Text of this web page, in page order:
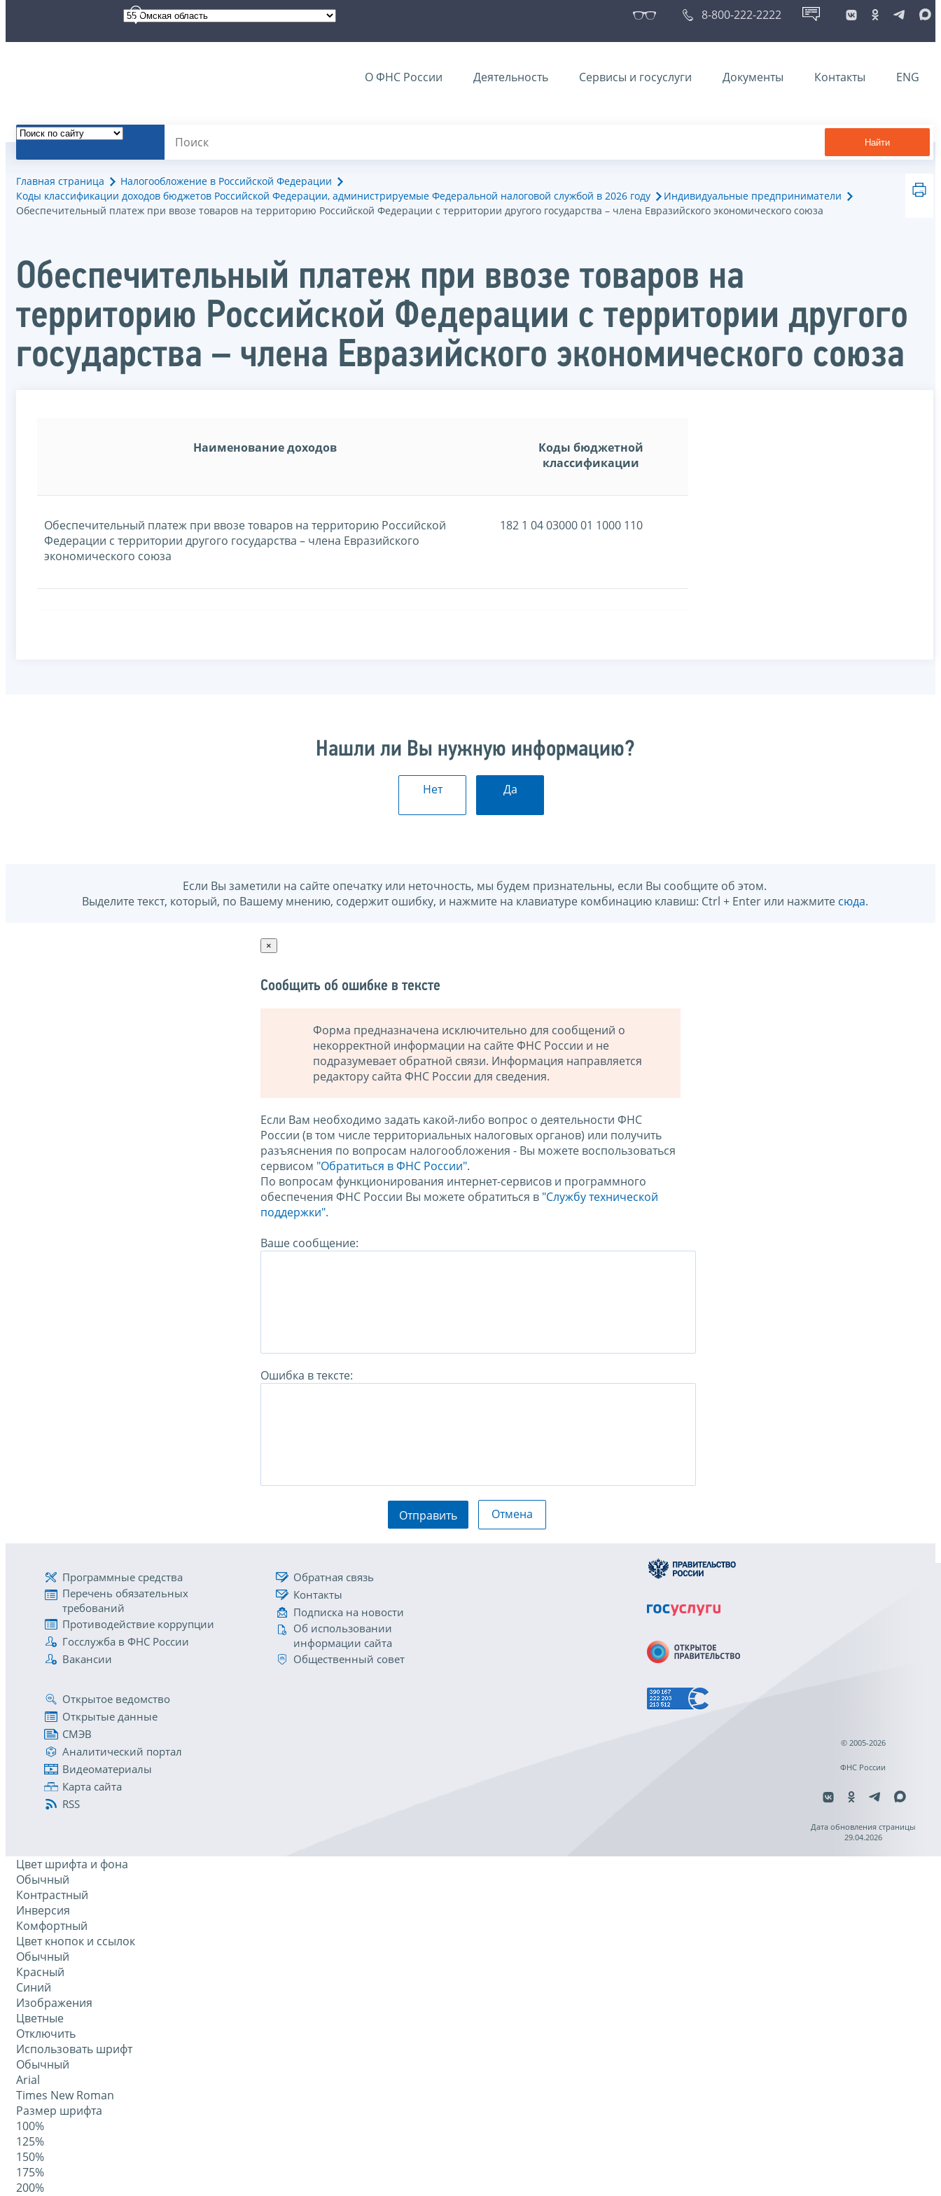
8-800-222-2222
О ФНС России Деятельность Сервисы и госуслуги Документы Контакты ENG
Найти
Главная страница
Налогообложение в Российской Федерации
Коды классификации доходов бюджетов Российской Федерации, администрируемые Федеральной налоговой службой в 2026 году
Индивидуальные предприниматели
Обеспечительный платеж при ввозе товаров на территорию Российской Федерации с территории другого государства – члена Евразийского экономического союза
Обеспечительный платеж при ввозе товаров на
территорию Российской Федерации с территории другого
государства – члена Евразийского экономического союза
Наименование доходов
Коды бюджетной
классификации
Обеспечительный платеж при ввозе товаров на территорию Российской
Федерации с территории другого государства – члена Евразийского
экономического союза
182 1 04 03000 01 1000 110
Нашли ли Вы нужную информацию?
Нет Да
Если Вы заметили на сайте опечатку или неточность, мы будем признательны, если Вы сообщите об этом.
Выделите текст, который, по Вашему мнению, содержит ошибку, и нажмите на клавиатуре комбинацию клавиш: Ctrl + Enter или нажмите сюда.
×
Сообщить об ошибке в тексте
Форма предназначена исключительно для сообщений о
некорректной информации на сайте ФНС России и не
подразумевает обратной связи. Информация направляется
редактору сайта ФНС России для сведения.
Если Вам необходимо задать какой-либо вопрос о деятельности ФНС
России (в том числе территориальных налоговых органов) или получить
разъяснения по вопросам налогообложения - Вы можете воспользоваться
сервисом "Обратиться в ФНС России".
По вопросам функционирования интернет-сервисов и программного
обеспечения ФНС России Вы можете обратиться в "Службу технической
поддержки".
Ваше сообщение:
Ошибка в тексте:
Отправить Отмена
Программные средства
Перечень обязательных
требований
Противодействие коррупции
Госслужба в ФНС России
Вакансии
Обратная связь
Контакты
Подписка на новости
Об использовании
информации сайта
Общественный совет
Открытое ведомство
Открытые данные
СМЭВ
Аналитический портал
Видеоматериалы
Карта сайта
RSS
© 2005-2026
ФНС России
Дата обновления страницы
29.04.2026
Цвет шрифта и фона
Обычный
Контрастный
Инверсия
Комфортный
Цвет кнопок и ссылок
Обычный
Красный
Синий
Изображения
Цветные
Отключить
Использовать шрифт
Обычный
Arial
Times New Roman
Размер шрифта
100%
125%
150%
175%
200%